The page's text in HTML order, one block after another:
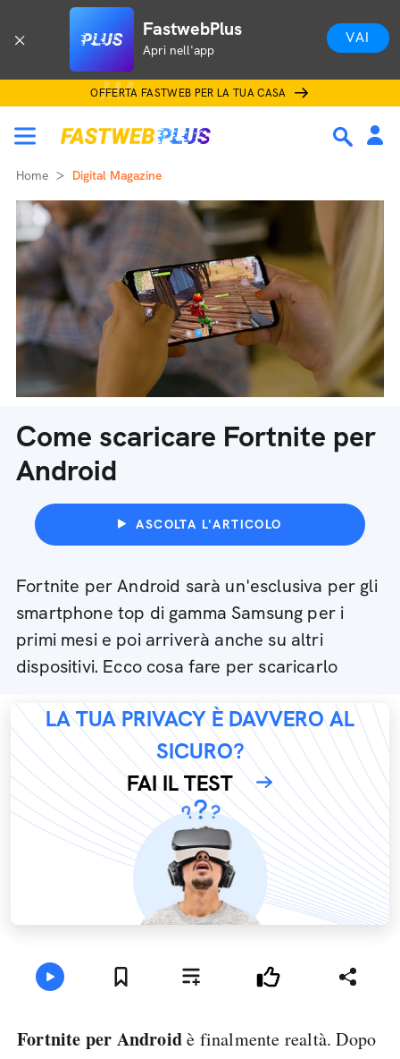
FastwebPlus
Apri nell'app
VAI
OFFERTA FASTWEB PER LA TUA CASA
Home Digital Magazine
Come scaricare Fortnite per
Android
ASCOLTA L'ARTICOLO
Fortnite per Android sarà un'esclusiva per gli
smartphone top di gamma Samsung per i
primi mesi e poi arriverà anche su altri
dispositivi. Ecco cosa fare per scaricarlo
LA TUA PRIVACY È DAVVERO AL
SICURO?
FAI IL TEST
Fortnite per Androidè finalmente realtà. Dopo